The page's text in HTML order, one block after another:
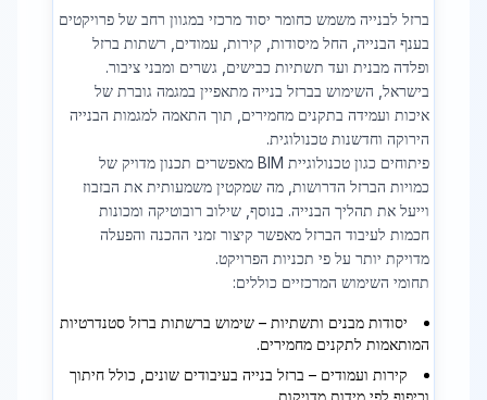
ברזל לבנייה משמש כחומר יסוד מרכזי במגוון רחב של פרויקטים
בענף הבנייה, החל מיסודות, קירות, עמודים, רשתות ברזל
ופלדה מבנית ועד תשתיות כבישים, גשרים ומבני ציבור.
בישראל, השימוש בברזל בנייה מתאפיין במגמה גוברת של
איכות ועמידה בתקנים מחמירים, תוך התאמה למגמות הבנייה
הירוקה וחדשנות טכנולוגית.
פיתוחים כגון טכנולוגיית BIM מאפשרים תכנון מדויק של
כמויות הברזל הדרושות, מה שמקטין משמעותית את הבזבוז
וייעל את תהליך הבנייה. בנוסף, שילוב רובוטיקה ומכונות
חכמות לעיבוד הברזל מאפשר קיצור זמני ההכנה והפעלה
מדויקת יותר על פי תכניות הפרויקט.
תחומי השימוש המרכזיים כוללים:
יסודות מבנים ותשתיות – שימוש ברשתות ברזל סטנדרטיות
המותאמות לתקנים מחמירים.
קירות ועמודים – ברזל בנייה בעיבודים שונים, כולל חיתוך
וכיפוף לפי מידות מדויקות.